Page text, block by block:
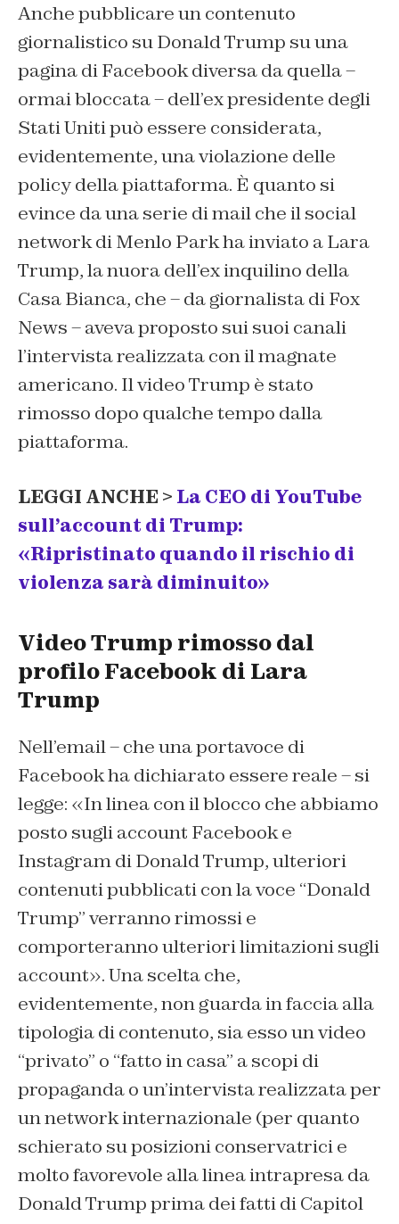
Anche pubblicare un contenuto
giornalistico su Donald Trump su una
pagina di Facebook diversa da quella –
ormai bloccata – dell’ex presidente degli
Stati Uniti può essere considerata,
evidentemente, una violazione delle
policy della piattaforma. È quanto si
evince da una serie di mail che il social
network di Menlo Park ha inviato a Lara
Trump, la nuora dell’ex inquilino della
Casa Bianca, che – da giornalista di Fox
News – aveva proposto sui suoi canali
l’intervista realizzata con il magnate
americano. Il video Trump è stato
rimosso dopo qualche tempo dalla
piattaforma.
LEGGI ANCHE > La CEO di YouTube
sull’account di Trump:
«Ripristinato quando il rischio di
violenza sarà diminuito»
Video Trump rimosso dal
profilo Facebook di Lara
Trump
Nell’email – che una portavoce di
Facebook ha dichiarato essere reale – si
legge: «In linea con il blocco che abbiamo
posto sugli account Facebook e
Instagram di Donald Trump, ulteriori
contenuti pubblicati con la voce “Donald
Trump” verranno rimossi e
comporteranno ulteriori limitazioni sugli
account». Una scelta che,
evidentemente, non guarda in faccia alla
tipologia di contenuto, sia esso un video
“privato” o “fatto in casa” a scopi di
propaganda o un’intervista realizzata per
un network internazionale (per quanto
schierato su posizioni conservatrici e
molto favorevole alla linea intrapresa da
Donald Trump prima dei fatti di Capitol